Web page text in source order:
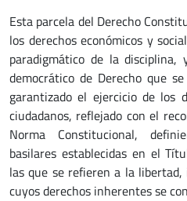
Esta parcela del Derecho
los derechos económicos y
paradigmático de la
democrático de Derecho que
garantizado el ejercicio de los
ciudadanos, reflejado con el
Norma Constitucional,
basilares establecidas en el
las que se refieren a la
cuyos derechos inherentes se